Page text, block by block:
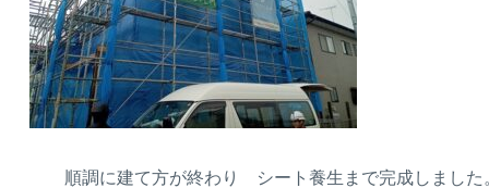
順調に建て方が終わり シート養生まで完成しました